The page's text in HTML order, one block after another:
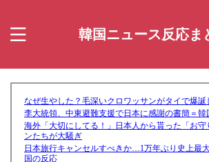
韓国ニュース反応ま